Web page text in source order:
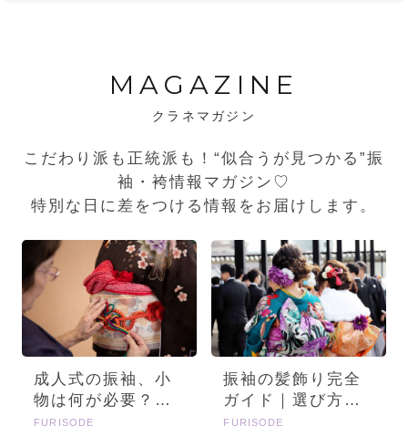
MAGAZINE
クラネマガジン
こだわり派も正統派も！“似合うが見つかる”振
袖・袴情報マガジン♡
特別な日に差をつける情報をお届けします。
成人式の振袖、小
物は何が必要？画
像とセットで詳し
FURISODE
振袖の髪飾り完全
ガイド｜選び方・
種類・トレンドを
FURISODE